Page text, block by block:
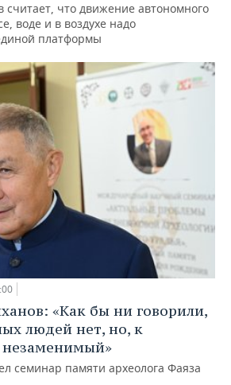
что движение автономного
воде и в воздухе надо
платформы
«Как бы ни говорили,
людей нет, но, к
семинар памяти археолога Фаяза